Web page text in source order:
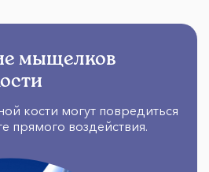
мыщелков
кости могут повредиться
прямого воздействия.